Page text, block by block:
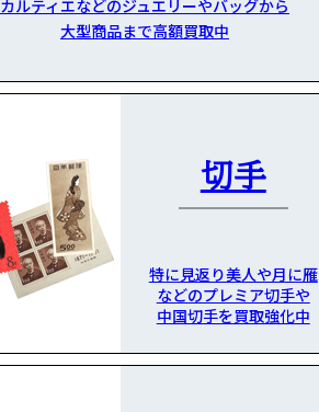
カルティエなどのジュエリーやバッグから
大型商品まで高額買取中
切手
特に見返り美人や月に雁
などのプレミア切手や
中国切手を買取強化中